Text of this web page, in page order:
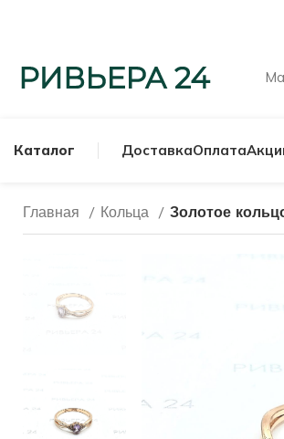
Каталог ДоставкаОплата
Главная Кольца Золотое